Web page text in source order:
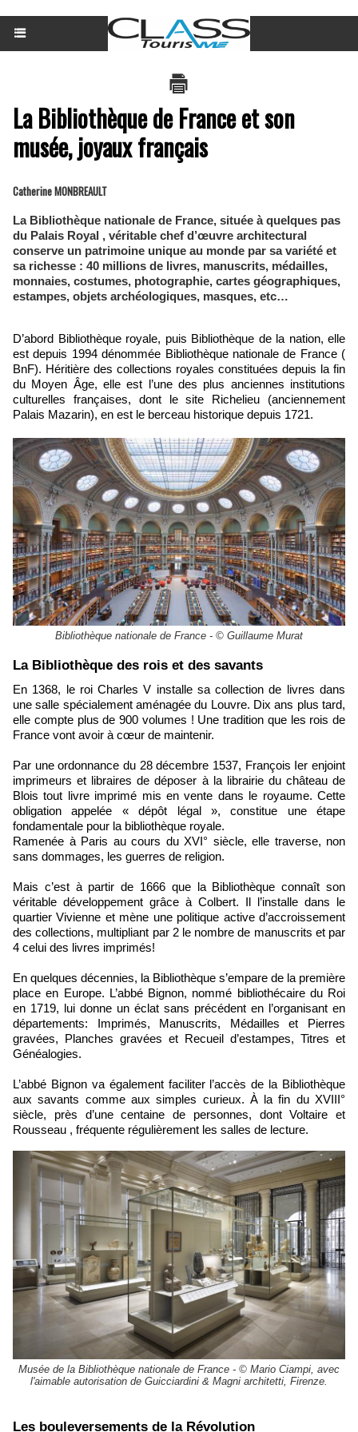
La Bibliothèque de France et son
musée, joyaux français
Catherine MONBREAULT
La Bibliothèque nationale de France, située à quelques pas
du Palais Royal , véritable chef d’œuvre architectural
conserve un patrimoine unique au monde par sa variété et
sa richesse : 40 millions de livres, manuscrits, médailles,
monnaies, costumes, photographie, cartes géographiques,
estampes, objets archéologiques, masques, etc…
D’abord Bibliothèque royale, puis Bibliothèque de la nation, elle
est depuis 1994 dénommée Bibliothèque nationale de France (
BnF). Héritière des collections royales constituées depuis la fin
du Moyen Âge, elle est l’une des plus anciennes institutions
culturelles françaises, dont le site Richelieu (anciennement
Palais Mazarin), en est le berceau historique depuis 1721.
Bibliothèque nationale de France - © Guillaume Murat
​La Bibliothèque des rois et des savants
En 1368, le roi Charles V installe sa collection de livres dans
une salle spécialement aménagée du Louvre. Dix ans plus tard,
elle compte plus de 900 volumes ! Une tradition que les rois de
France vont avoir à cœur de maintenir.
Par une ordonnance du 28 décembre 1537, François Ier enjoint
imprimeurs et libraires de déposer à la librairie du château de
Blois tout livre imprimé mis en vente dans le royaume. Cette
obligation appelée « dépôt légal », constitue une étape
fondamentale pour la bibliothèque royale.
Ramenée à Paris au cours du XVI° siècle, elle traverse, non
sans dommages, les guerres de religion.
Mais c’est à partir de 1666 que la Bibliothèque connaît son
véritable développement grâce à Colbert. Il l’installe dans le
quartier Vivienne et mène une politique active d’accroissement
des collections, multipliant par 2 le nombre de manuscrits et par
4 celui des livres imprimés!
En quelques décennies, la Bibliothèque s’empare de la première
place en Europe. L’abbé Bignon, nommé bibliothécaire du Roi
en 1719, lui donne un éclat sans précédent en l’organisant en
départements: Imprimés, Manuscrits, Médailles et Pierres
gravées, Planches gravées et Recueil d’estampes, Titres et
Généalogies.
L’abbé Bignon va également faciliter l’accès de la Bibliothèque
aux savants comme aux simples curieux. À la fin du XVIII°
siècle, près d’une centaine de personnes, dont Voltaire et
Rousseau , fréquente régulièrement les salles de lecture.
Musée de la Bibliothèque nationale de France - © Mario Ciampi, avec
l'aimable autorisation de Guicciardini & Magni architetti, Firenze.
​Les bouleversements de la Révolution